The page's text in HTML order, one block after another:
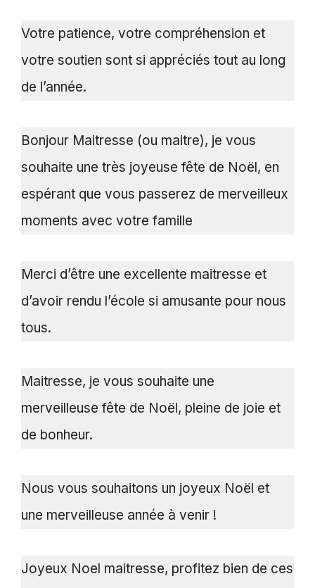
Votre patience, votre compréhension et
votre soutien sont si appréciés tout au long
de l’année.
Bonjour Maitresse (ou maitre), je vous
souhaite une très joyeuse fête de Noël, en
espérant que vous passerez de merveilleux
moments avec votre famille
Merci d’être une excellente maitresse et
d’avoir rendu l’école si amusante pour nous
tous.
Maitresse, je vous souhaite une
merveilleuse fête de Noël, pleine de joie et
de bonheur.
Nous vous souhaitons un joyeux Noël et
une merveilleuse année à venir !
Joyeux Noel maitresse, profitez bien de ces